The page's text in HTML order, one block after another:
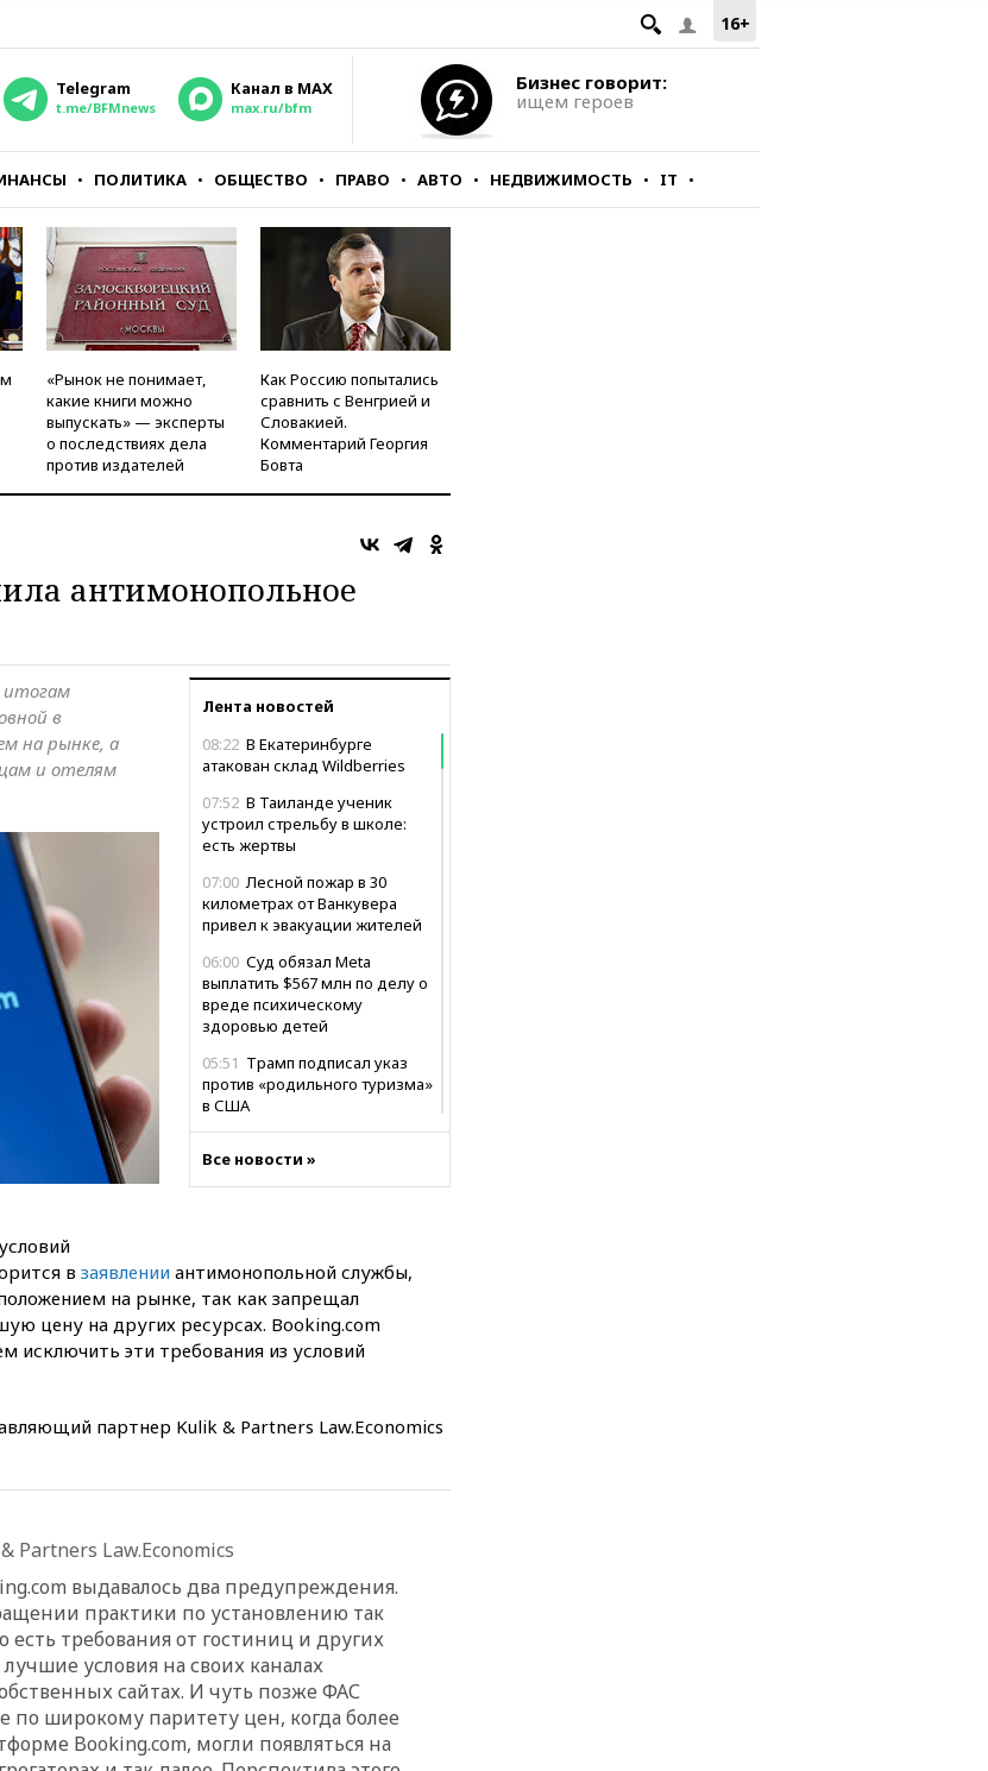
16+
Telegram
t.me/BFMnews
Канал в MAX
max.ru/bfm
Бизнес говорит:
ищем героев
ПОЛИТИКА ОБЩЕСТВО ПРАВО АВТО НЕДВИЖИМОСТЬ IT
«Рынок не понимает,
какие книги можно
выпускать» — эксперты
о последствиях дела
против издателей
Как Россию попытались
сравнить с Венгрией и
Словакией.
Комментарий Георгия
Бовта
антимонопольное
Лента новостей
08:22 В Екатеринбурге
атакован склад Wildberries
07:52 В Таиланде ученик
устроил стрельбу в школе:
есть жертвы
07:00 Лесной пожар в 30
километрах от Ванкувера
привел к эвакуации жителей
06:00 Суд обязал Meta
выплатить $567 млн по делу о
вреде психическому
здоровью детей
05:51 Трамп подписал указ
против «родильного туризма»
в США
рублей в пользу семьи
отравившегося в детсаду
рассорить Россию и Казахстан
обречены на провал
02:00 Ни один водоем Англии
не соответствует нормам
химической безопасности
нуждаются в дальнобойных
вчера, 23:28
признать «Яблоко»
нежелательной организацией
вчера, 23:15 В Смоленске
ребенок и женщина погибли
при падении деревьев во
время урагана
вчера, 22:55В Москве в
пятницу ожидаются ливни
Все новости »
итогам
в
на рынке, а
и отелям
в заявлении антимонопольной службы,
на рынке, так как запрещал
цену на других ресурсах. Booking.com
исключить эти требования из условий
партнер Kulik & Partners Law.Economics
Law.Economics
выдавалось два предупреждения.
практики по установлению так
есть требования от гостиниц и других
условия на своих каналах
сайтах. И чуть позже ФАС
широкому паритету цен, когда более
Booking.com, могли появляться на